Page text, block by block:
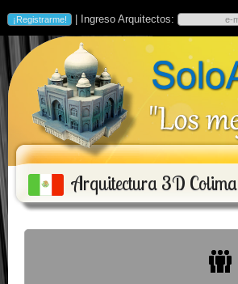
| Ingreso Arquitectos:
Arquitectura 3D Colima